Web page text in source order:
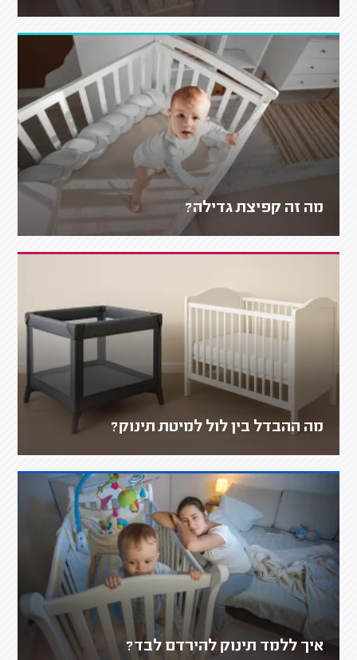
מה זה קפיצת גדילה?
מה ההבדל בין לול למיטת תינוק?
איך ללמד תינוק להירדם לבד?